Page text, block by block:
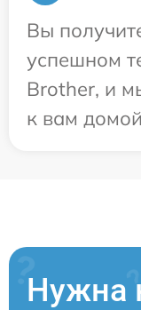
Вы
успешном
Brother, и
к вам
Нужна